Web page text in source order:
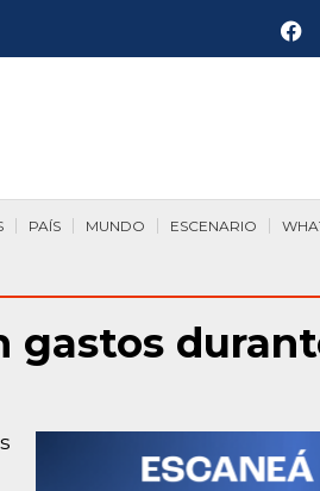
ESCENARIO
MUNDO
PAÍS
gastos